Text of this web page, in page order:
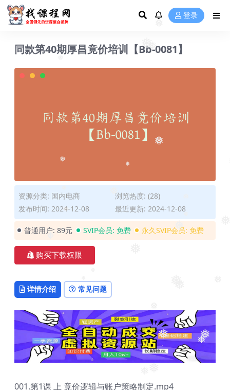
❅
❅
❅
❅
❅
❅
❅
❅
❅
❅
❅ ❅
❅
❅
❅
❅
❅
登录
同款第40期厚昌竟价培训【Bb-0081】
资源分类: 国内电商
浏览热度: (28)
发布时间: 2024-12-08
最近更新: 2024-12-08
普通用户: 89元 SVIP会员: 免费 永久SVIP会员: 免费
购买下载权限
详情介绍 常见问题
001.第1课 上 竟价逻辑与账户策略制定.mp4